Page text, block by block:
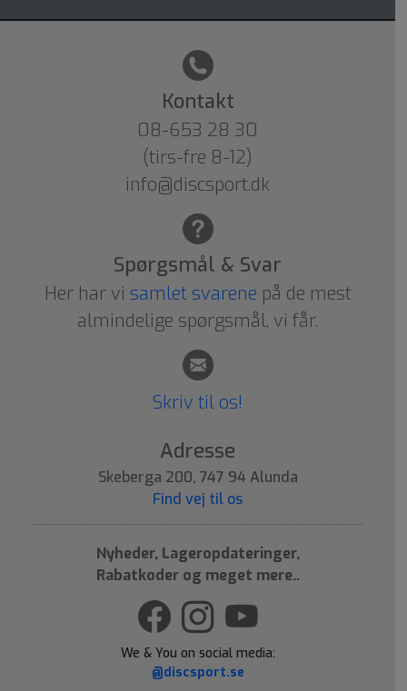
Kontakt
08-653 28 30
(tirs-fre 8-12)
info@discsport.dk
Spørgsmål & Svar
Her har vi samlet svarene på de mest
almindelige spørgsmål, vi får.
Skriv til os!
Adresse
Skeberga 200, 747 94 Alunda
Find vej til os
Nyheder, Lageropdateringer,
Rabatkoder og meget mere..
We & You on social media:
@discsport.se